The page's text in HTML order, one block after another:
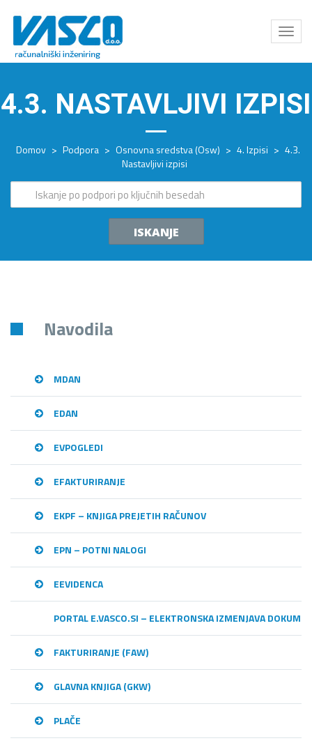
Odpri
meni
4.3. NASTAVLJIVI IZPISI
Domov > Podpora > Osnovna sredstva (Osw) > 4. Izpisi > 4.3.
Nastavljivi izpisi
ISKANJE
Navodila
MDAN
EDAN
EVPOGLEDI
EFAKTURIRANJE
EKPF – KNJIGA PREJETIH RAČUNOV
EPN – POTNI NALOGI
EEVIDENCA
PORTAL E.VASCO.SI – ELEKTRONSKA IZMENJAVA
FAKTURIRANJE (FAW)
GLAVNA KNJIGA (GKW)
PLAČE